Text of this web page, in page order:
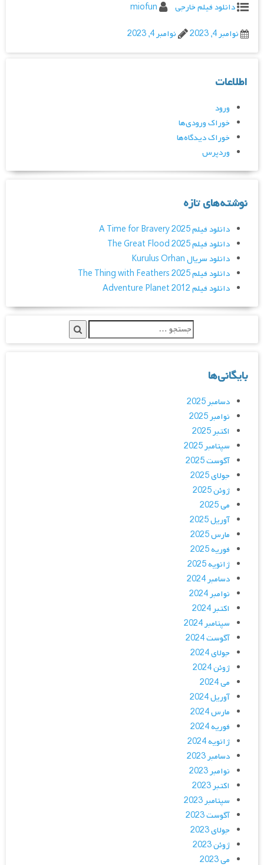
دانلود فیلم خارجی
miofun
نوامبر 4, 2023
نوامبر 4, 2023
اطلاعات
ورود
خوراک ورودی‌ها
خوراک دیدگاه‌ها
وردپرس
نوشته‌های تازه
دانلود فیلم A Time for Bravery 2025
دانلود فیلم The Great Flood 2025
دانلود سریال Kurulus Orhan
دانلود فیلم The Thing with Feathers 2025
دانلود فیلم Adventure Planet 2012
بایگانی‌ها
دسامبر 2025
نوامبر 2025
اکتبر 2025
سپتامبر 2025
آگوست 2025
جولای 2025
ژوئن 2025
می 2025
آوریل 2025
مارس 2025
فوریه 2025
ژانویه 2025
دسامبر 2024
نوامبر 2024
اکتبر 2024
سپتامبر 2024
آگوست 2024
جولای 2024
ژوئن 2024
می 2024
آوریل 2024
مارس 2024
فوریه 2024
ژانویه 2024
دسامبر 2023
نوامبر 2023
اکتبر 2023
سپتامبر 2023
آگوست 2023
جولای 2023
ژوئن 2023
می 2023